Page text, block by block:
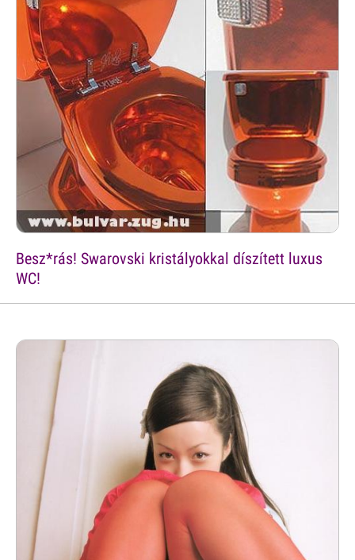
Besz*rás! Swarovski kristályokkal díszített luxus
WC!